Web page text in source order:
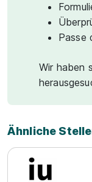
Passe
Wir haben
Ähnliche